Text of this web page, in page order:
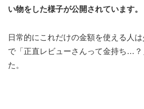
い物をした様子が公開されています。
日常的にこれだけの金額を使える人
で「正直レビューさんって金持ち…？
た。